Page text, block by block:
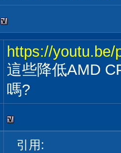
https://youtu.be/
這些降低AMD
嗎?
引用: